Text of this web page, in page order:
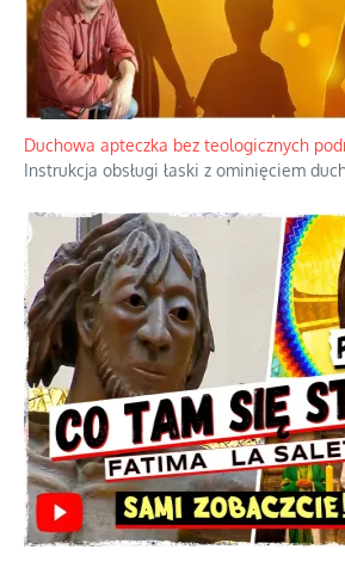
Duchowa apteczka bez teologicznych
Instrukcja obsługi łaski z ominięciem